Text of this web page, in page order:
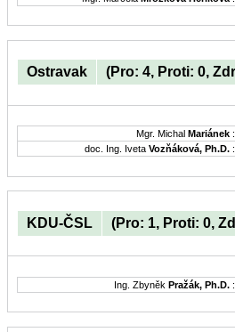
Ostravak (Pro: 4, Proti: 0,
Mgr. Michal Mariánek :
doc. Ing. Iveta Vozňáková, Ph.D. :
KDU-ČSL (Pro: 1, Proti: 0,
Ing. Zbyněk Pražák, Ph.D. :